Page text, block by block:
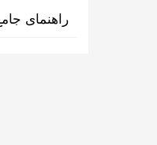
راهنمای